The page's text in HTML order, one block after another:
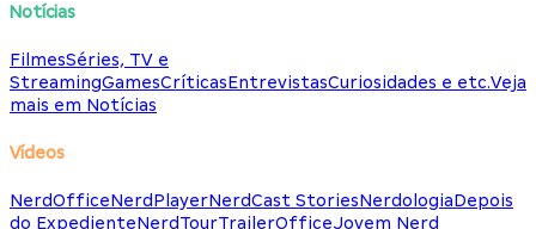
Notícias
FilmesSéries, TV e
StreamingGamesCríticasEntrevistasCuriosidades e etc.Veja
mais em Notícias
Vídeos
NerdOfficeNerdPlayerNerdCast StoriesNerdologiaDepois
do ExpedienteNerdTourTrailerOfficeJovem Nerd